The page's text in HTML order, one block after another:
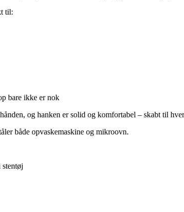
til:
bare ikke er nok
og hanken er solid og komfortabel – skabt til
både opvaskemaskine og mikroovn.